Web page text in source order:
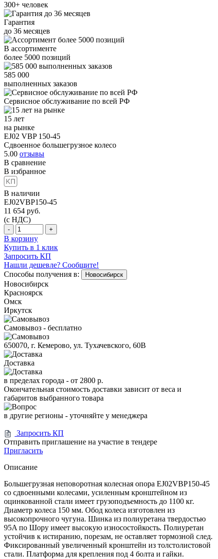
300+ человек
Гарантия
до 36 месяцев
В ассортименте
более 5000 позиций
585 000
выполненных заказов
Сервисное обслуживание по всей РФ
15 лет
на рынке
EJ02 VBP 150-45
Сдвоенное большегрузное колесо
5.00 отзывы
В сравнение
В избранное
В наличии
EJ02VBP150-45
11 654 руб.
(с НДС)
- +
В корзину
Купить в 1 клик
Запросить КП
Нашли дешевле? Сообщите!
Способы получения в:
Новосибирск
Новосибирск
Красноярск
Омск
Иркутск
Самовывоз - бесплатно
650070, г. Кемерово, ул. Тухачевского, 60В
Доставка
в пределах города - от 2800 р.
Окончательная стоимость доставки зависит от веса и
габаритов выбранного товара
в другие регионы - уточняйте у менеджера
Запросить КП
Отправить приглашение на участие в тендере
Пригласить
Описание
Большегрузная неповоротная колесная опора EJ02VBP150-45
со сдвоенными колесами, усиленным кронштейном из
оцинкованной стали имеет грузоподъемность до 1100 кг.
Диаметр колеса 150 мм. Обод колеса изготовлен из
высокопрочного чугуна. Шинка из полиуретана твердостью
95A по Шору имеет высокую износостойкость. Полиуретан
устойчив к истиранию, порезам, не оставляет тормозной след.
Фиксированный увеличенный кронштейн из толстолистовой
стали. Платформа для крепления под 4 болта и гайки.